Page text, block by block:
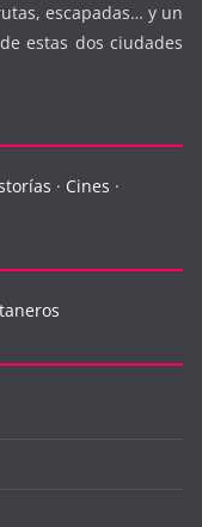
escapadas… y un
estas dos ciudades
· Cines ·